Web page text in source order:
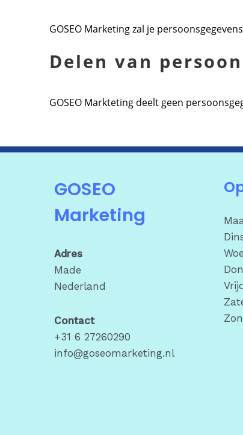
GOSEO Marketing zal je
Delen van
GOSEO Markteting deelt geen
GOSEO
Marketing
Adres
Made
Nederland
Contact
+31 6 27260290
info@goseomarketing.nl